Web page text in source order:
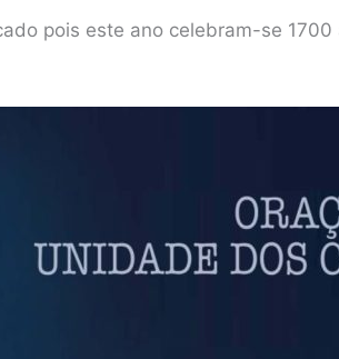
pois este ano celebram-se